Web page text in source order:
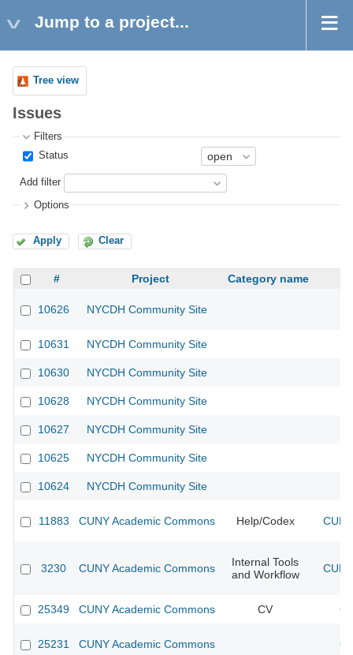
Jump to a project...
Tree view
Issues
Filters
Status
Add filter
Options
Apply Clear
# Project Category name
10626 NYCDH Community Site
10631 NYCDH Community Site
10630 NYCDH Community Site
10628 NYCDH Community Site
10627 NYCDH Community Site
10625 NYCDH Community Site
10624 NYCDH Community Site
11883 CUNY Academic Commons Help/Codex
3230 CUNY Academic Commons
Internal Tools
and Workflow
25349 CUNY Academic Commons CV
25231 CUNY Academic Commons